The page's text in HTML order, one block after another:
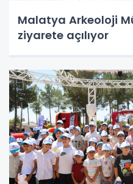
Malatya Arkeoloji
ziyarete açılıyor